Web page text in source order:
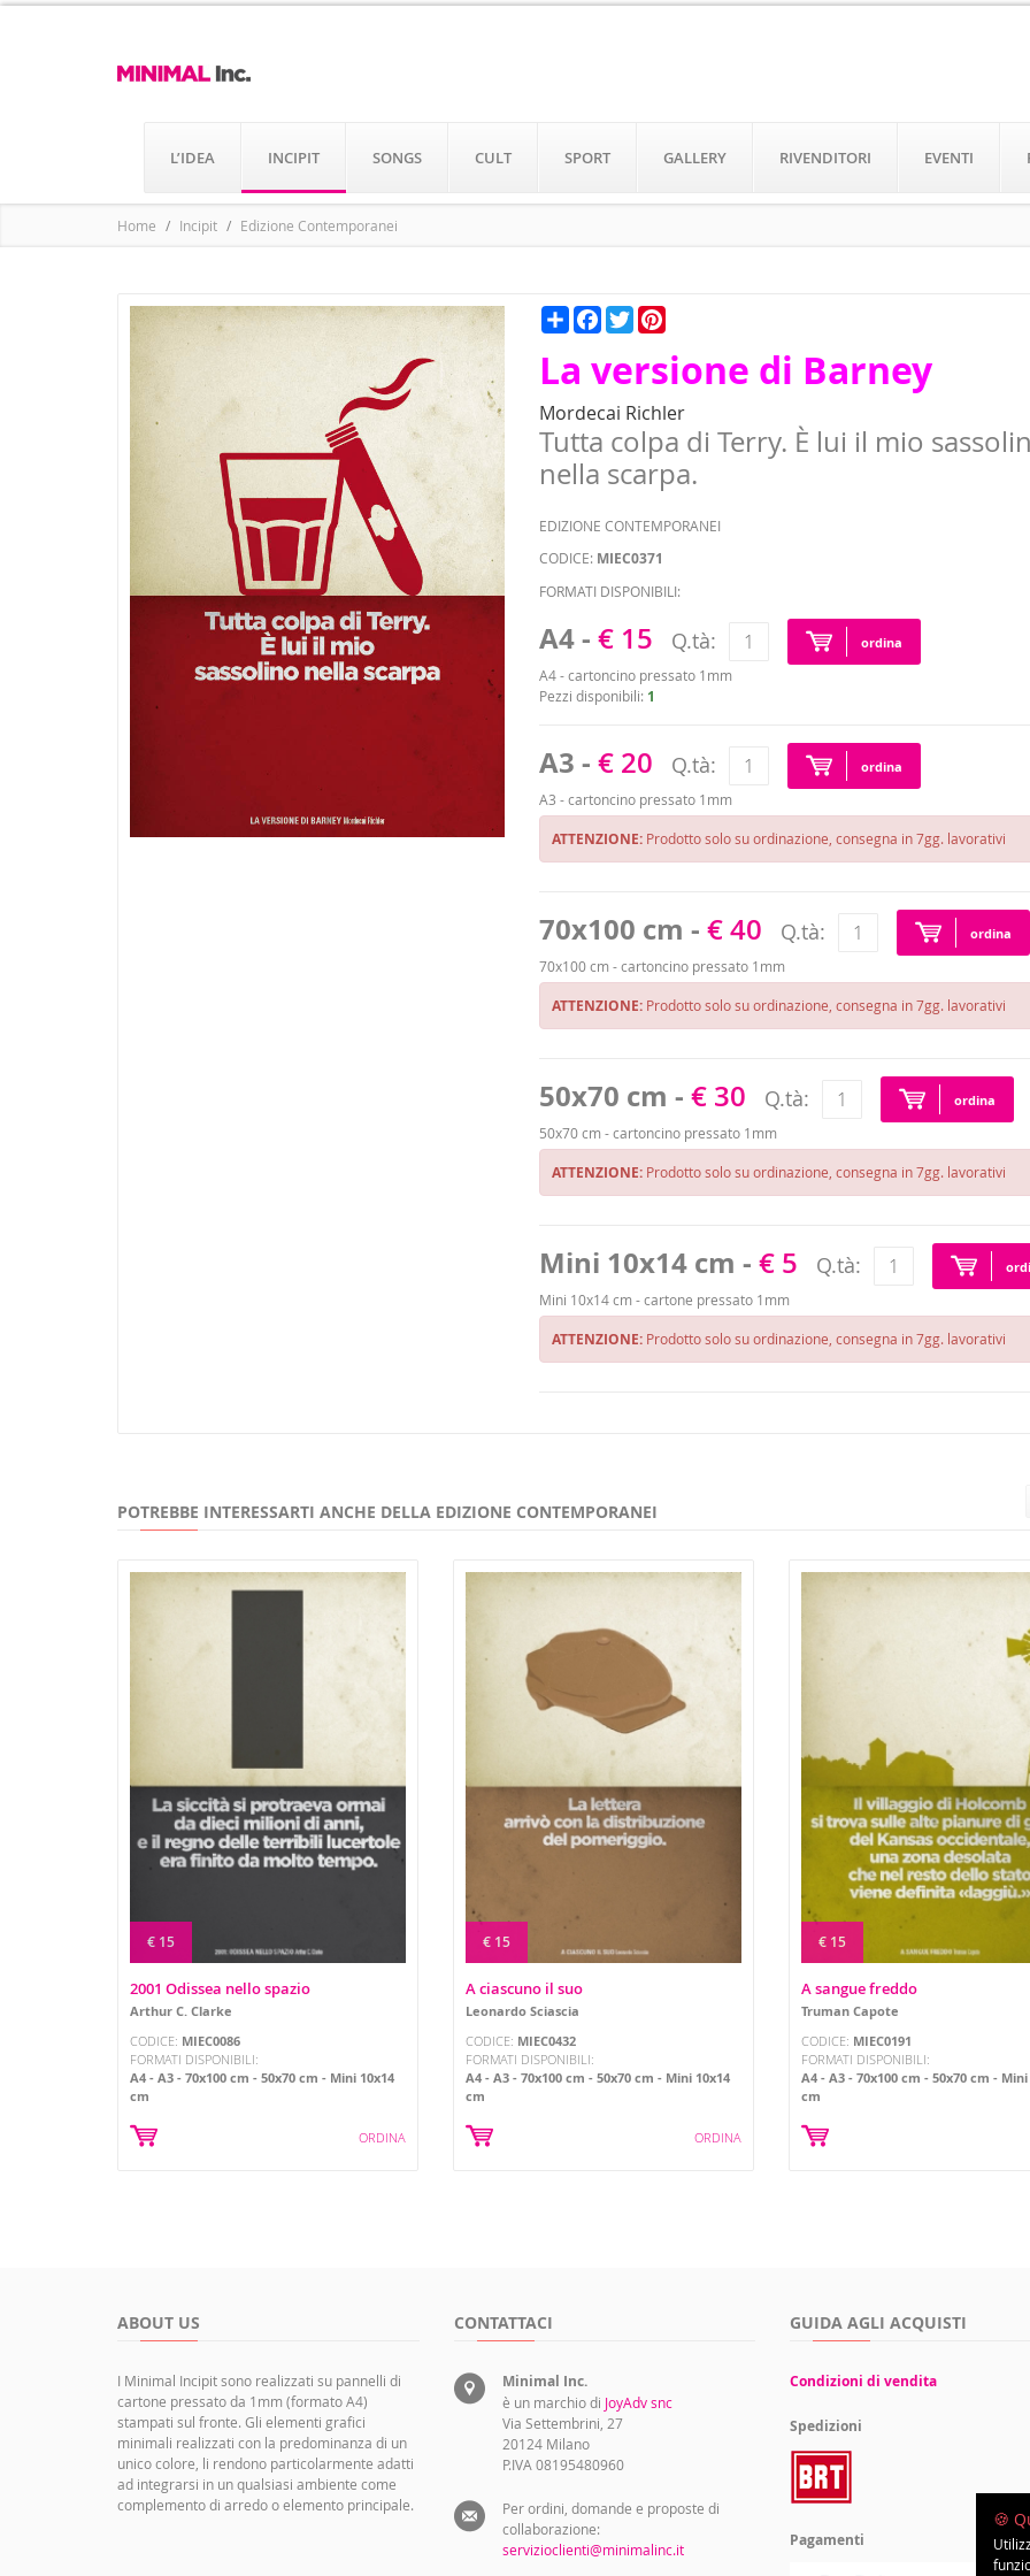
L’IDEA INCIPIT SONGS CULT SPORT GALLERY RIVENDITORI EVENTI
Home Incipit Edizione Contemporanei
CondividiFacebook
Twitter
La versione di Barney
Mordecai Richler
Tutta colpa di Terry. È lui il mio
nella scarpa.
EDIZIONE CONTEMPORANEI
CODICE: MIEC0371
FORMATI DISPONIBILI:
A4 -€ 15 Q.tà: ordina
A4 - cartoncino pressato 1mm
Pezzi disponibili: 1
A3 -€ 20 Q.tà: ordina
A3 - cartoncino pressato 1mm
ATTENZIONE: Prodotto solo su ordinazione, consegna in 7gg. lavorativi
70x100 cm -€ 40 Q.tà: ordina
70x100 cm - cartoncino pressato 1mm
ATTENZIONE: Prodotto solo su ordinazione, consegna in 7gg. lavorativi
50x70 cm -€ 30 Q.tà: ordina
50x70 cm - cartoncino pressato 1mm
ATTENZIONE: Prodotto solo su ordinazione, consegna in 7gg. lavorativi
Mini 10x14 cm -€ 5 Q.tà:
Mini 10x14 cm - cartone pressato 1mm
ATTENZIONE: Prodotto solo su ordinazione, consegna in 7gg. lavorativi
POTREBBE INTERESSARTI ANCHE DELLA EDIZIONE CONTEMPORANEI
€ 15
2001 Odissea nello spazio
Arthur C. Clarke
CODICE: MIEC0086
FORMATI DISPONIBILI:
A4
A3 70x100 cm 50x70 cm
Mini 10x14
cm
ORDINA
€ 15
A ciascuno il suo
Leonardo Sciascia
CODICE: MIEC0432
FORMATI DISPONIBILI:
A4
A3 70x100 cm 50x70 cm
Mini 10x14
cm
ORDINA
€ 15
A sangue freddo
Truman Capote
CODICE: MIEC0191
FORMATI DISPONIBILI:
A4
A3 70x100 cm 50x70 cm
Mini
cm
ABOUT US
I Minimal Incipit sono realizzati su pannelli di
cartone pressato da 1mm (formato A4)
stampati sul fronte. Gli elementi grafici
minimali realizzati con la predominanza di un
unico colore, li rendono particolarmente adatti
ad integrarsi in un qualsiasi ambiente come
complemento di arredo o elemento principale.
CONTATTACI
Minimal Inc.
è un marchio di JoyAdv snc
Via Settembrini, 27
20124 Milano
P.IVA 08195480960
Per ordini, domande e proposte di
collaborazione:
servizioclienti@minimalinc.it
GUIDA AGLI ACQUISTI
Condizioni di vendita
Spedizioni
Pagamenti
🍪